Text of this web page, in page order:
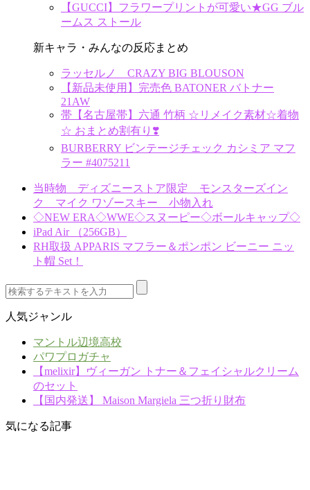
【GUCCI】フラワープリントが可愛い★GG ブル
ームス ストール
新キャラ・みんなの反応まとめ
ラッセルノ CRAZY BIG BLOUSON
【新品未使用】完売色 BATONER バトナー
21AW
帯【名古屋帯】六通 竹柄 ☆リメイク素材☆着物
☆ おまとめ割有り❣️
BURBERRY ビンテージチェック カシミア マフ
ラー #4075211
当時物 ディズニーストア限定 モンスターズイン
ク マイク ワゾースキー 小物入れ
◇NEW ERA◇WWE◇スヌーピー◇ボールキャップ◇
iPad Air （256GB）
RH取扱 APPARIS マフラー＆ポンポン ビーニー ニッ
ト帽 Set！
人気ジャンル
マントル辺境高校
パワプロガチャ
【melixir】ヴィーガン トナー＆フェイシャルクリーム
のセット
【国内発送】 Maison Margiela 三つ折り財布
気になる記事